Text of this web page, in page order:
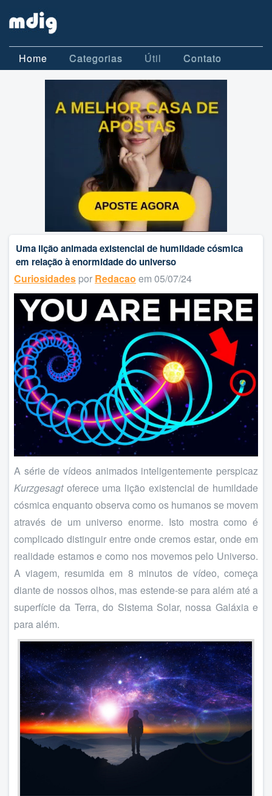
Home Categorias Útil Contato
Uma lição animada existencial de humildade cósmica
em relação à enormidade do universo
Curiosidades por Redacao em 05/07/24
A série de vídeos animados inteligentemente perspicaz
Kurzgesagtoferece uma lição existencial de humildade
cósmica enquanto observa como os humanos se movem
através de um universo enorme. Isto mostra como é
complicado distinguir entre onde cremos estar, onde em
realidade estamos e como nos movemos pelo Universo.
A viagem, resumida em 8 minutos de vídeo, começa
diante de nossos olhos, mas estende-se para além até a
superfície da Terra, do Sistema Solar, nossa Galáxia e
para além.